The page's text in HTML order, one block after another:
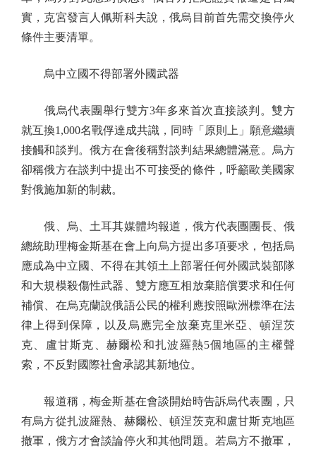
實，克宮發言人佩斯科夫說，俄烏目前首先需交換停火
條件主要清單。
烏中立國不得部署外國武器
俄烏代表團舉行雙方3年多來首次直接談判。雙方
就互換1,000名戰俘達成共識，同時「原則上」願意繼續
接觸和談判。俄方在會後稱對談判結果總體滿意。烏方
卻稱俄方在談判中提出不可接受的條件，呼籲歐美國家
對俄施加新的制裁。
俄、烏、土耳其媒體均報道，俄方代表團團長、俄
總統助理梅金斯基在會上向烏方提出多項要求，包括烏
應成為中立國、不得在其領土上部署任何外國武裝部隊
和大規模殺傷性武器、雙方應互相放棄賠償要求和任何
補償、在烏克蘭說俄語公民的權利應按照歐洲標準在法
律上得到保障，以及烏應完全放棄克里米亞、頓涅茨
克、盧甘斯克、赫爾松和扎波羅熱5個地區的主權聲
索，不反對國際社會承認其新地位。
報道稱，梅金斯基在會談開始時告訴烏代表團，只
有烏方從扎波羅熱、赫爾松、頓涅茨克和盧甘斯克地區
撤軍，俄方才會談論停火和其他問題。若烏方不撤軍，